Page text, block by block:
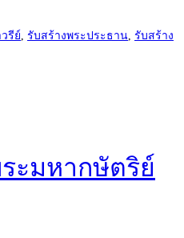
รีย์, รับสร้างพระประธาน, รับสร้าง
ะมหากษัตริย์